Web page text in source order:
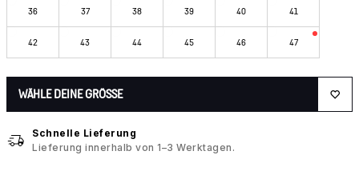
36 37 38 39 40 41
42 43 44 45 46 47
WÄHLE DEINE GRÖSSE
Schnelle Lieferung
Lieferung innerhalb von 1–3 Werktagen.